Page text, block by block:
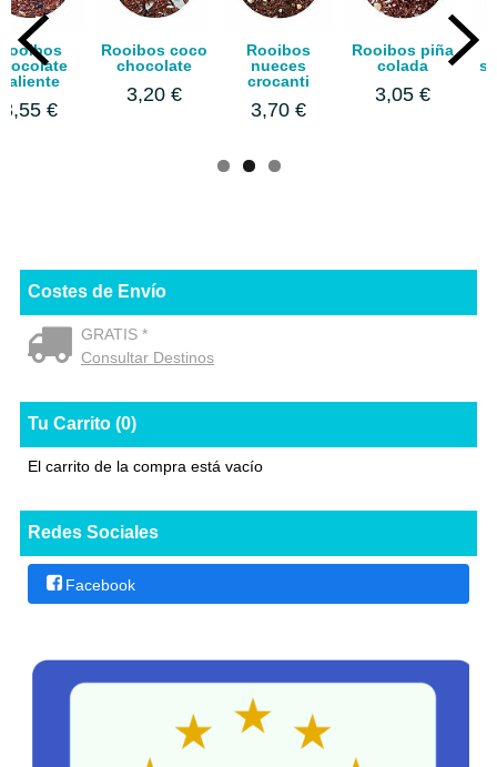
Costes de Envío
GRATIS *
Consultar Destinos
Tu Carrito (0)
El carrito de la compra está vacío
Redes Sociales
Facebook
Rooibos coco
chocolate
Rooibos
nueces
Rooibos piña
Rooibos
stevia